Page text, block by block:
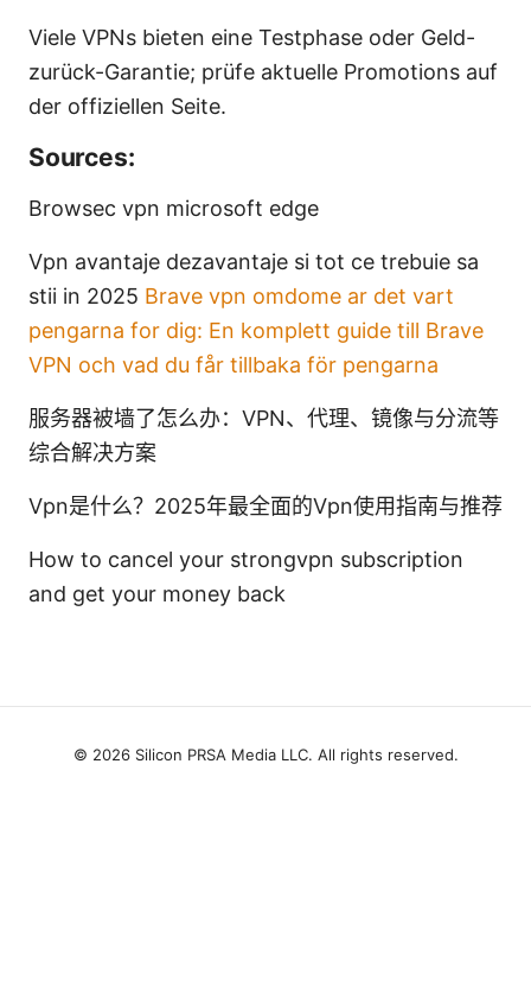
Viele VPNs bieten eine Testphase oder Geld-
zurück-Garantie; prüfe aktuelle Promotions auf
der offiziellen Seite.
Sources:
Browsec vpn microsoft edge
Vpn avantaje dezavantaje si tot ce trebuie sa
stii in 2025 Brave vpn omdome ar det vart
pengarna for dig: En komplett guide till Brave
VPN och vad du får tillbaka för pengarna
服务器被墙了怎么办：VPN、代理、镜像与分流等
综合解决方案
Vpn是什么？2025年最全面的Vpn使用指南与推荐
How to cancel your strongvpn subscription
and get your money back
© 2026 Silicon PRSA Media LLC. All rights reserved.